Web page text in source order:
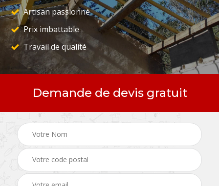
Artisan passionné
Prix imbattable
Travail de qualité
Demande de devis gratuit